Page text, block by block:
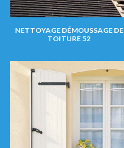
NETTOYAGE DÉMOUSSAGE DE
TOITURE 52